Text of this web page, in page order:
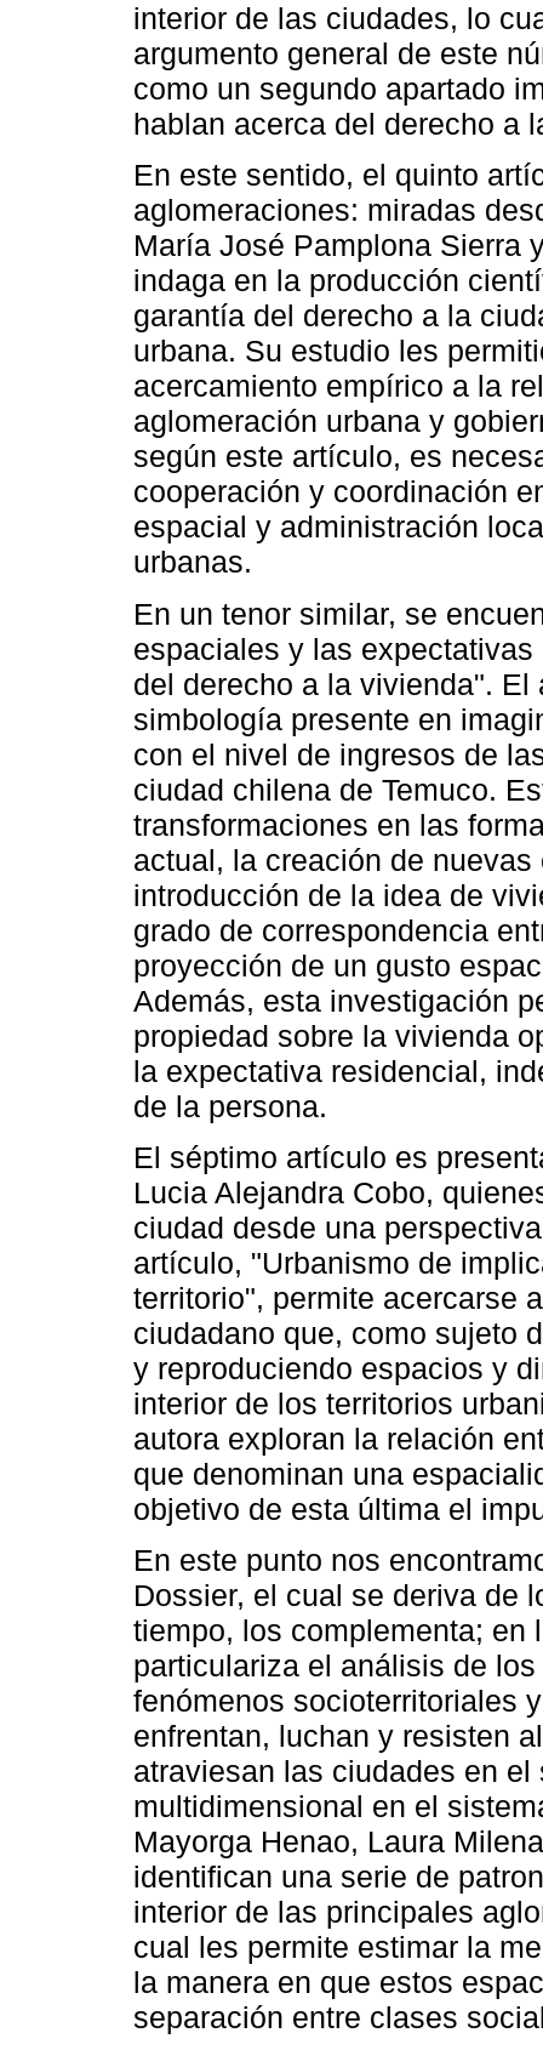
interior de las ciudades, lo
argumento general de este
como un segundo apartado
hablan acerca del derecho a
En este sentido, el quinto
aglomeraciones: miradas
María José Pamplona Sierra
indaga en la producción
garantía del derecho a la
urbana. Su estudio les
acercamiento empírico a la
aglomeración urbana y
según este artículo, es
cooperación y coordinación
espacial y administración
urbanas.
En un tenor similar, se
espaciales y las
del derecho a la vivienda".
simbología presente en
con el nivel de ingresos de
ciudad chilena de Temuco.
transformaciones en las
actual, la creación de
introducción de la idea de
grado de correspondencia
proyección de un gusto
Además, esta investigación
propiedad sobre la vivienda
la expectativa residencial,
de la persona.
El séptimo artículo es
Lucia Alejandra Cobo,
ciudad desde una
artículo, "Urbanismo de
territorio", permite acercarse
ciudadano que, como sujeto
y reproduciendo espacios y
interior de los territorios
autora exploran la relación
que denominan una
objetivo de esta última el
En este punto nos
Dossier, el cual se deriva de
tiempo, los complementa; en
particulariza el análisis de
fenómenos socioterritoriales
enfrentan, luchan y resisten
atraviesan las ciudades en
multidimensional en el
Mayorga Henao, Laura
identifican una serie de
interior de las principales
cual les permite estimar la
la manera en que estos
separación entre clases